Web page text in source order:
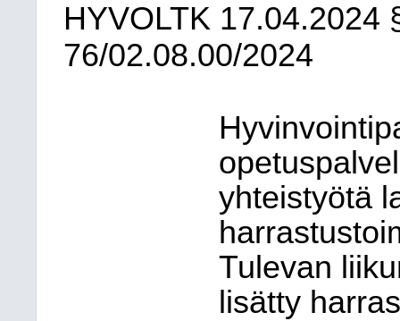
HYVOLTK 17.04.2024
76/02.08.00/2024
yhteistyötä
Tulevan
lisätty